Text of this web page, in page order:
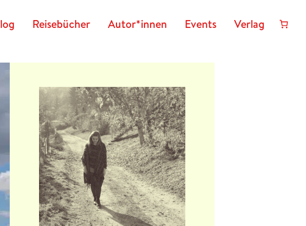
Reisebücher Autor*innen Events Verlag